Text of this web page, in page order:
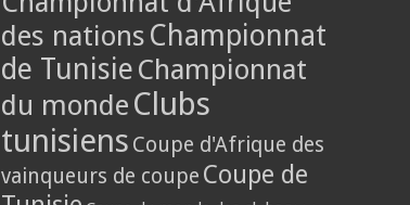
des nations Championnat
de Tunisie Championnat
du monde Clubs
tunisiens Coupe d'Afrique des
vainqueurs de coupe Coupe de